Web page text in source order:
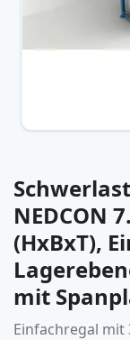
Zum
Anfang
der
Bildergalerie
springen
NEDCON
(HxBxT),
mit
Einfachregal mit